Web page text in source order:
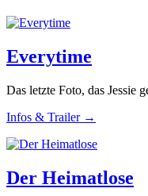
Everytime
Das letzte Foto, das Jessie
Infos & Trailer →
Der Heimatlose